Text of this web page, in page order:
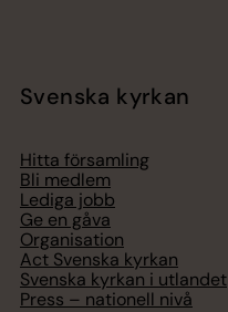
Svenska kyrkan
Hitta församling
Bli medlem
Lediga jobb
Ge en gåva
Organisation
Act Svenska kyrkan
Svenska kyrkan i utlandet
Press – nationell nivå